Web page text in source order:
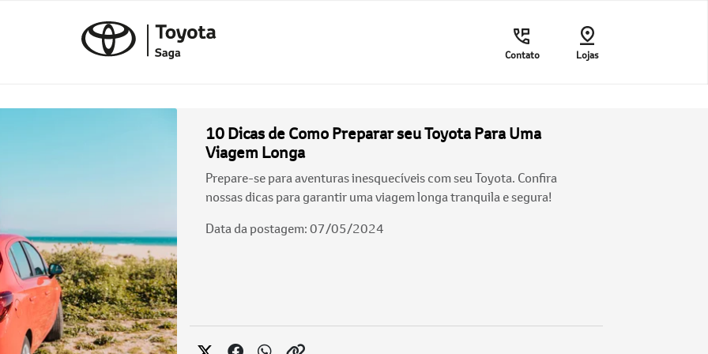
Contato Lojas
10 Dicas de Como Preparar seu Toyota Para Uma
Viagem Longa
Prepare-se para aventuras inesquecíveis com seu Toyota. Confira
nossas dicas para garantir uma viagem longa tranquila e segura!
Data da postagem: 07/05/2024